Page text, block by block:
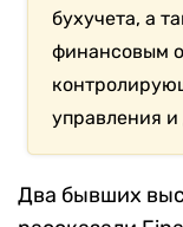
бухучета, а
финансовым
управления и
Два бывших